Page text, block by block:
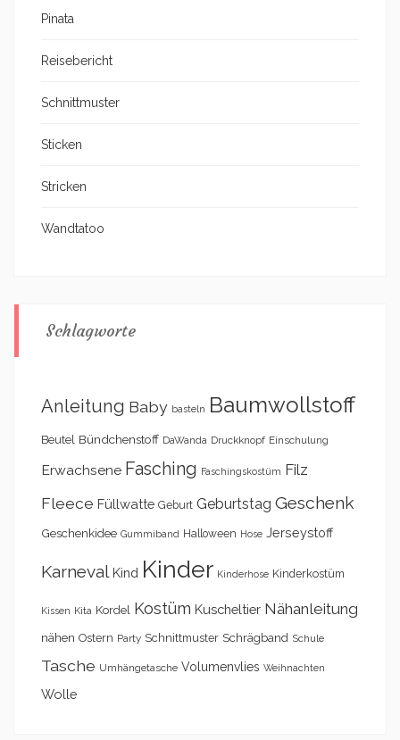
Pinata
Reisebericht
Schnittmuster
Sticken
Stricken
Wandtatoo
Schlagworte
Anleitung Baby basteln Baumwollstoff
Beutel Bündchenstoff DaWanda Druckknopf Einschulung
Erwachsene Fasching Faschingskostüm Filz
Fleece Füllwatte Geburt Geburtstag Geschenk
Geschenkidee Gummiband Halloween Hose Jerseystoff
Karneval Kind Kinder Kinderhose Kinderkostüm
Kissen Kita Kordel Kostüm Kuscheltier Nähanleitung
nähen Ostern Party Schnittmuster Schrägband Schule
Tasche Umhängetasche Volumenvlies Weihnachten
Wolle